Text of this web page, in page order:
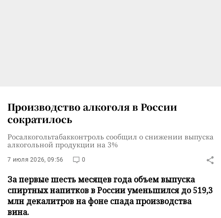
Производство алкоголя в России
сократилось
Росалкогольтабакконтроль сообщил о снижении выпуска
алкогольной продукции на 3%
7 июля 2026, 09:56 0
За первые шесть месяцев года объем выпуска
спиртных напитков в России уменьшился до 519,3
млн декалитров на фоне спада производства
вина.